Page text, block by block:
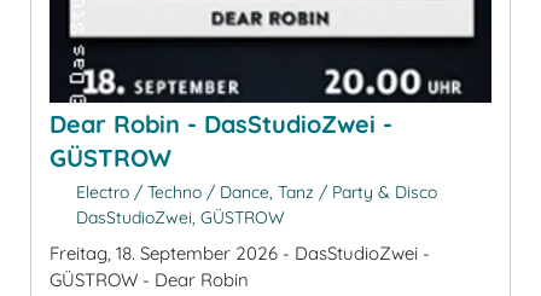
Dear Robin - DasStudioZwei -
GÜSTROW
Electro / Techno / Dance, Tanz / Party & Disco
DasStudioZwei, GÜSTROW
Freitag, 18. September 2026 - DasStudioZwei -
GÜSTROW - Dear Robin